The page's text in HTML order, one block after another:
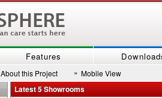
Features
About this Project » Mobile View
Latest 5 Showrooms